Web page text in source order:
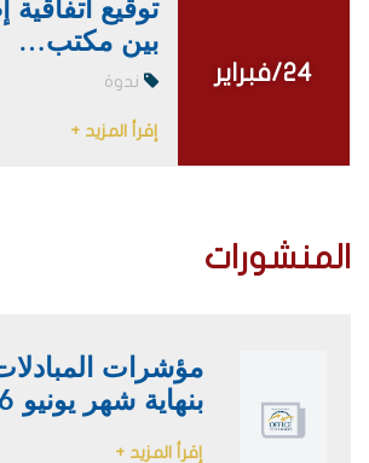
24/فبراير
24/فبراير
بين مكتب…
ندوة
إقرأ المزيد +
المنشورات
مؤشرات
بنهاية شهر يونيو 2026
إقرأ المزيد +